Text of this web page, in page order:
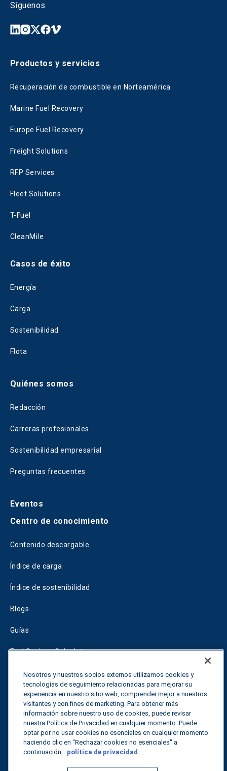
Síguenos
Productos y servicios
Recuperación de combustible en Norteamérica
Marine Fuel Recovery
Europe Fuel Recovery
Freight Solutions
RFP Services
Fleet Solutions
T-Fuel
CleanMile
Casos de éxito
Energía
Carga
Sostenibilidad
Flota
Quiénes somos
Redacción
Carreras profesionales
Sostenibilidad empresarial
Preguntas frecuentes
Eventos
Centro de conocimiento
Contenido descargable
Índice de carga
Índice de sostenibilidad
Blogs
Guías
Fuel Savings Calculator
Calculadora de optimización del transporte
Tariff Tracker
Póngase en contacto con nosotros
Nosotros y nuestros socios externos utilizamos cookies y
tecnologías de seguimiento relacionadas para mejorar su
experiencia en nuestro sitio web, comprender mejor a nuestros
visitantes y con fines de marketing. Para obtener más
información sobre nuestro uso de cookies, puede revisar
nuestra Política de Privacidad en cualquier momento. Puede
optar por no usar cookies no esenciales en cualquier momento
haciendo clic en "Rechazar cookies no esenciales" a
continuación. política de privacidad